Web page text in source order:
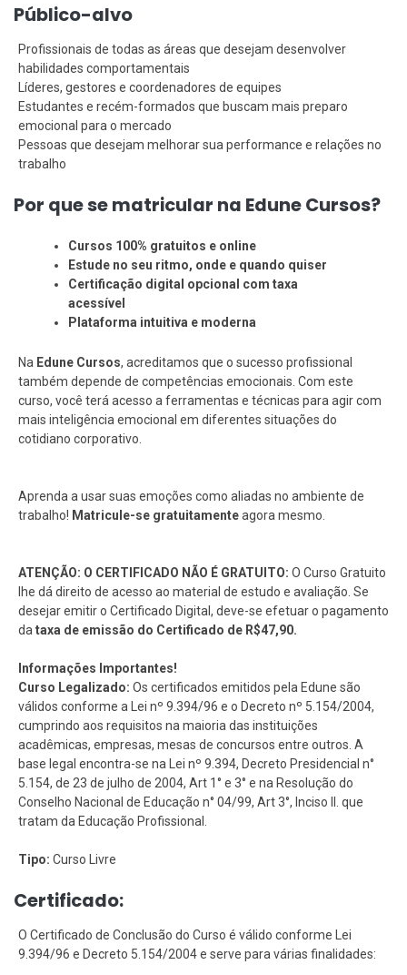
Público-alvo
Profissionais de todas as áreas que desejam desenvolver
habilidades comportamentais
Líderes, gestores e coordenadores de equipes
Estudantes e recém-formados que buscam mais preparo
emocional para o mercado
Pessoas que desejam melhorar sua performance e relações no
trabalho
Por que se matricular na Edune Cursos?
Cursos 100% gratuitos e online
Estude no seu ritmo, onde e quando quiser
Certificação digital opcional com taxa
acessível
Plataforma intuitiva e moderna
Na Edune Cursos, acreditamos que o sucesso profissional
também depende de competências emocionais. Com este
curso, você terá acesso a ferramentas e técnicas para agir com
mais inteligência emocional em diferentes situações do
cotidiano corporativo.
Aprenda a usar suas emoções como aliadas no ambiente de
trabalho! Matricule-se gratuitamenteagora mesmo.
ATENÇÃO: O CERTIFICADO NÃO É GRATUITO: O Curso Gratuito
lhe dá direito de acesso ao material de estudo e avaliação. Se
desejar emitir o Certificado Digital, deve-se efetuar o pagamento
da taxa de emissão do Certificado de R$47,90.
Informações Importantes!
Curso Legalizado: Os certificados emitidos pela Edune são
válidos conforme a Lei nº 9.394/96 e o Decreto nº 5.154/2004,
cumprindo aos requisitos na maioria das instituições
acadêmicas, empresas, mesas de concursos entre outros. A
base legal encontra-se na Lei nº 9.394, Decreto Presidencial n°
5.154, de 23 de julho de 2004, Art 1° e 3° e na Resolução do
Conselho Nacional de Educação n° 04/99, Art 3°, Inciso II. que
tratam da Educação Profissional.
Tipo: Curso Livre
Certificado:
O Certificado de Conclusão do Curso é válido conforme Lei
9.394/96 e Decreto 5.154/2004 e serve para várias finalidades: